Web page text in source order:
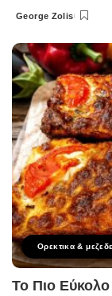
Posted
George Zolis
Ορεκτικα &
Το Πιο